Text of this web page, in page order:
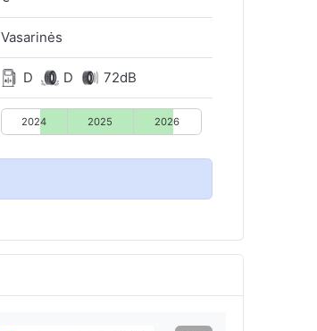
Vasarinės
D D 72dB
2024 2025 2026